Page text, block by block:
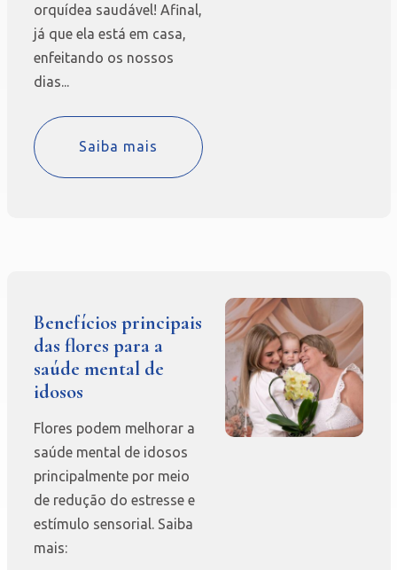
orquídea saudável! Afinal,
já que ela está em casa,
enfeitando os nossos
dias...
Saiba mais
Benefícios principais
das flores para a
saúde mental de
idosos
Flores podem melhorar a
saúde mental de idosos
principalmente por meio
de redução do estresse e
estímulo sensorial. Saiba
mais: